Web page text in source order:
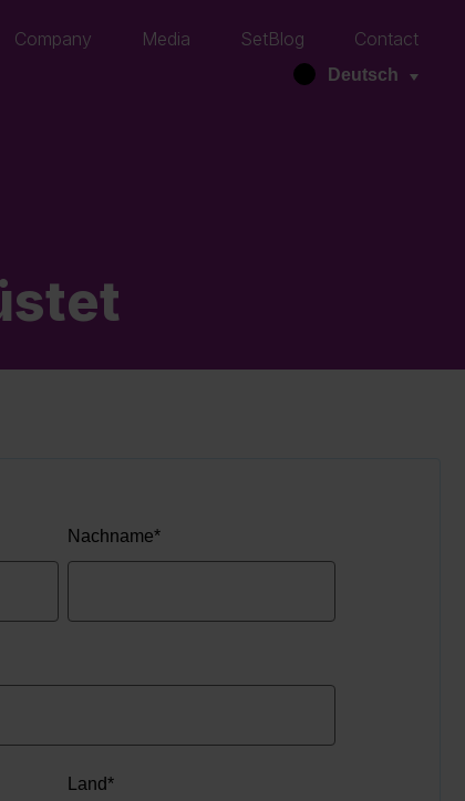
Company Media SetBlog Contact
Deutsch
Nachname*
Land*